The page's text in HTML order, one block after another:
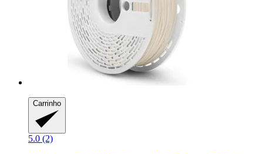
Carrinho
5.0 (2)